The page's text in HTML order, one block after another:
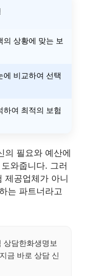
의 상황에 맞는 보
에 비교하여 선택
하여 최적의 보험
의 필요와 예산에
와줍니다. 그러
제공업체가 아니
는 파트너라고
상담한화생명보
금 바로 상담 신